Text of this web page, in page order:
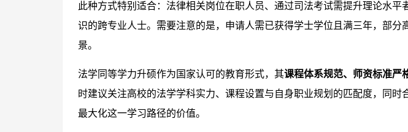
此种方式特别适合：法律相关岗位在职人员、通过司法考试需提升理论水平
识的跨专业人士。需要注意的是，申请人需已获得学士学位且满三年，部分
景。
法学同等学力升硕作为国家认可的教育形式，其课程体系规范、师资标准严
时建议关注高校的法学学科实力、课程设置与自身职业规划的匹配度，同时
最大化这一学习路径的价值。